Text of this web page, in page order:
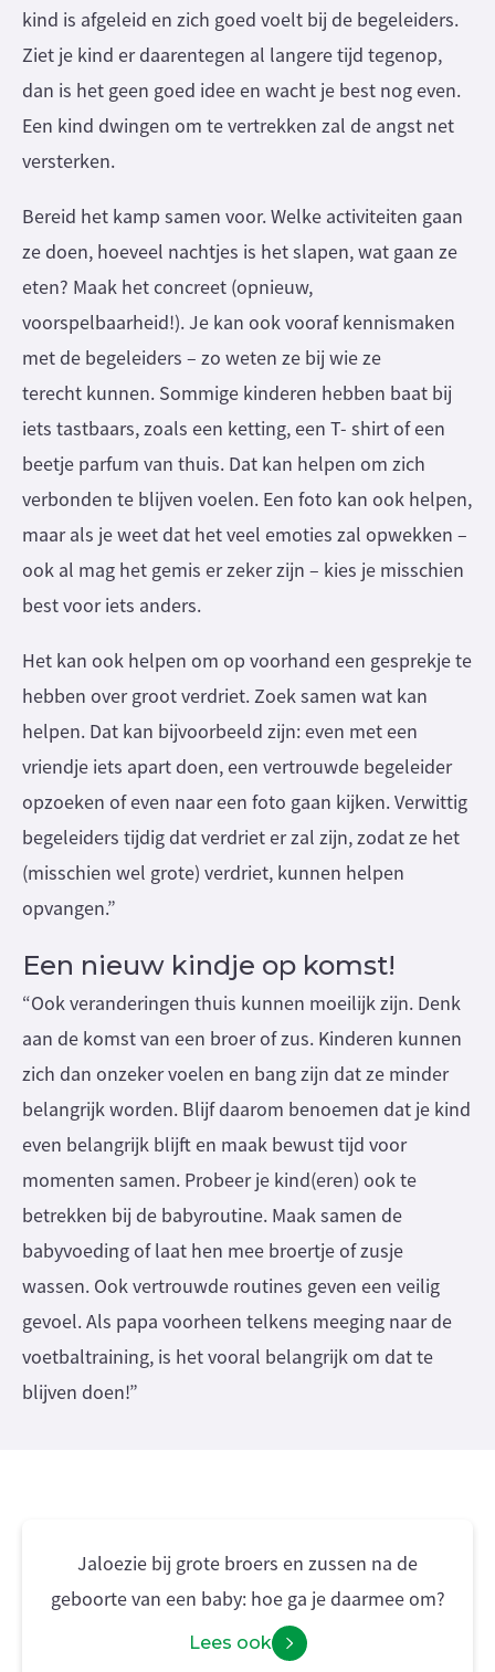
kind is afgeleid en zich goed voelt bij de begeleiders.
Ziet je kind er daarentegen al langere tijd tegenop,
dan is het geen goed idee en wacht je best nog even.
Een kind dwingen om te vertrekken zal de angst net
versterken.
Bereid het kamp samen voor. Welke activiteiten gaan
ze doen, hoeveel nachtjes is het slapen, wat gaan ze
eten? Maak het concreet (opnieuw,
voorspelbaarheid!). Je kan ook vooraf kennismaken
met de begeleiders – zo weten ze bij wie ze
terecht kunnen. Sommige kinderen hebben baat bij
iets tastbaars, zoals een ketting, een T- shirt of een
beetje parfum van thuis. Dat kan helpen om zich
verbonden te blijven voelen. Een foto kan ook helpen,
maar als je weet dat het veel emoties zal opwekken –
ook al mag het gemis er zeker zijn – kies je misschien
best voor iets anders.
Het kan ook helpen om op voorhand een gesprekje te
hebben over groot verdriet. Zoek samen wat kan
helpen. Dat kan bijvoorbeeld zijn: even met een
vriendje iets apart doen, een vertrouwde begeleider
opzoeken of even naar een foto gaan kijken. Verwittig
begeleiders tijdig dat verdriet er zal zijn, zodat ze het
(misschien wel grote) verdriet, kunnen helpen
opvangen.”
Een nieuw kindje op komst!
“Ook veranderingen thuis kunnen moeilijk zijn. Denk
aan de komst van een broer of zus. Kinderen kunnen
zich dan onzeker voelen en bang zijn dat ze minder
belangrijk worden. Blijf daarom benoemen dat je kind
even belangrijk blijft en maak bewust tijd voor
momenten samen. Probeer je kind(eren) ook te
betrekken bij de babyroutine. Maak samen de
babyvoeding of laat hen mee broertje of zusje
wassen. Ook vertrouwde routines geven een veilig
gevoel. Als papa voorheen telkens meeging naar de
voetbaltraining, is het vooral belangrijk om dat te
blijven doen!”
Jaloezie bij grote broers en zussen na de
geboorte van een baby: hoe ga je daarmee om?
Lees ook